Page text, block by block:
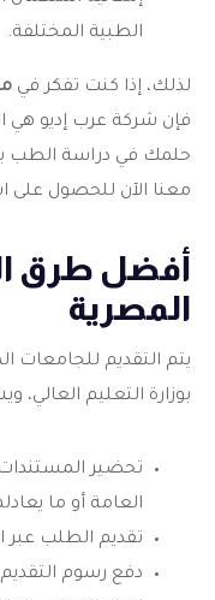
الطبية المختلفة.
لذلك، إذا كنت تفكر في
فإن شركة عرب إديو هي
حلمك في دراسة الطب
معنا الآن للحصول على
أفضل طرق
المصرية
يتم التقديم للجامعات
بوزارة التعليم
تحضير المستندات
العامة أو ما
تقديم الطلب عبر
دفع رسوم التقديم